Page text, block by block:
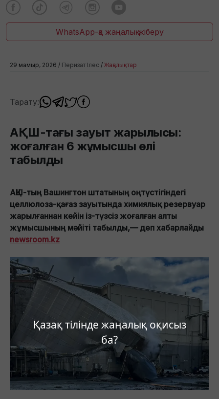
Қазақ тілінде жаңалық оқисыз
ба?
WhatsApp-қа жаңалық жіберу
29 мамыр, 2026 / Перизат Ілес / Жаңалықтар
Тарату:
АҚШ-тағы зауыт жарылысы:
жоғалған 6 жұмысшы өлі
табылды
АҚШ-тың Вашингтон штатының оңтүстігіндегі
целлюлоза-қағаз зауытында химиялық резервуар
жарылғаннан кейін із-түзсіз жоғалған алты
жұмысшының мәйіті табылды,— деп хабарлайды
newsroom.kz